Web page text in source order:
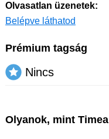
Olvasatlan üzenetek:
Belépve láthatod
Prémium tagság
Nincs
Olyanok, mint Timea